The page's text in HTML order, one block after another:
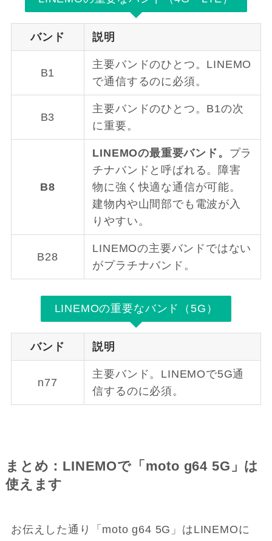
バンド 説明
B1
主要バンドのひとつ。LINEMO
で通信するのに必須。
B3
主要バンドのひとつ。B1の次
に重要。
B8
LINEMOの最重要バンド。 プラ
チナバンドと呼ばれる。障害
物に強く快適な通信が可能。
建物内や山間部でも電波が入
りやすい。
B28
LINEMOの主要バンドではない
がプラチナバンド。
LINEMOの重要なバンド（5G）
バンド 説明
n77
主要バンド。LINEMOで5G通
信するのに必須。
まとめ：LINEMOで「moto g64 5G」は
使えます
お伝えした通り「moto g64 5G」はLINEMOに